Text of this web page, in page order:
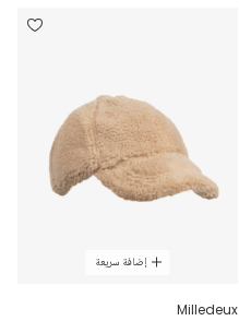
إضافة سريعة
Milledeux